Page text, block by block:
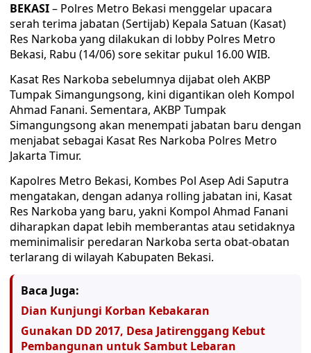
BEKASI– Polres Metro Bekasi menggelar upacara
serah terima jabatan (Sertijab) Kepala Satuan (Kasat)
Res Narkoba yang dilakukan di lobby Polres Metro
Bekasi, Rabu (14/06) sore sekitar pukul 16.00 WIB.
Kasat Res Narkoba sebelumnya dijabat oleh AKBP
Tumpak Simangungsong, kini digantikan oleh Kompol
Ahmad Fanani. Sementara, AKBP Tumpak
Simangungsong akan menempati jabatan baru dengan
menjabat sebagai Kasat Res Narkoba Polres Metro
Jakarta Timur.
Kapolres Metro Bekasi, Kombes Pol Asep Adi Saputra
mengatakan, dengan adanya rolling jabatan ini, Kasat
Res Narkoba yang baru, yakni Kompol Ahmad Fanani
diharapkan dapat lebih memberantas atau setidaknya
meminimalisir peredaran Narkoba serta obat-obatan
terlarang di wilayah Kabupaten Bekasi.
Baca Juga:
Dian Kunjungi Korban Kebakaran
Gunakan DD 2017, Desa Jatirenggang Kebut
Pembangunan untuk Sambut Lebaran